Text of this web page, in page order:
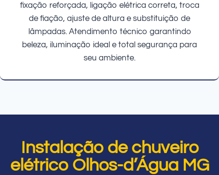
fixação reforçada, ligação elétrica correta, troca
de fiação, ajuste de altura e substituição de
lâmpadas. Atendimento técnico garantindo
beleza, iluminação ideal e total segurança para
seu ambiente.
Instalação de chuveiro
elétrico Olhos-d’Água MG